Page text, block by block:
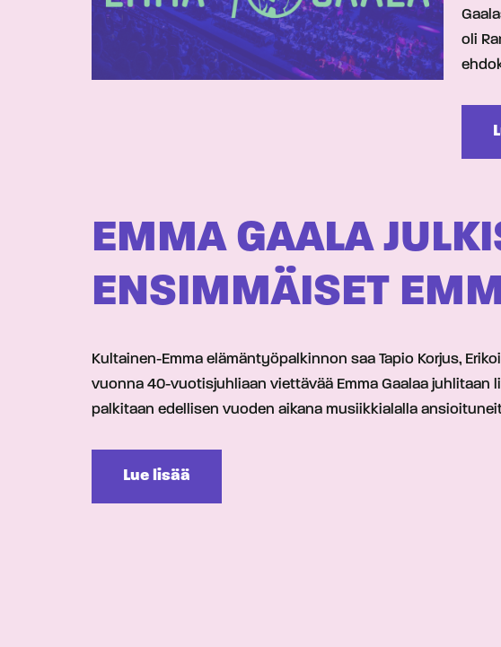
oli
EMMA GAALA
ENSIMMÄISET
Kultainen-Emma elämäntyöpalkinnon saa Tapio Korjus,
vuonna 40-vuotisjuhliaan viettävää Emma Gaalaa juhlitaan
palkitaan edellisen vuoden aikana musiikkialalla
Lue lisää